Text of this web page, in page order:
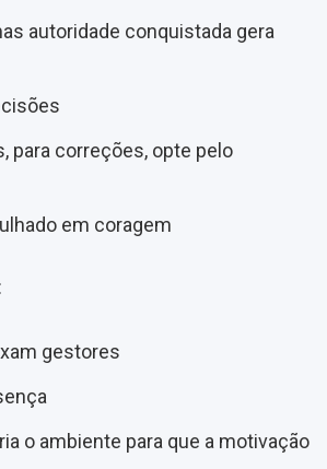
autoridade conquistada gera
para correções, opte pelo
em coragem
gestores
o ambiente para que a motivação